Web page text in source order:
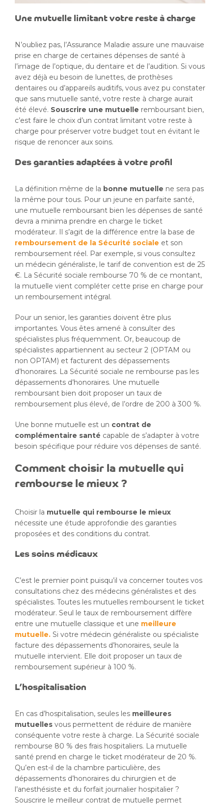
Une mutuelle limitant votre reste à charge
N’oubliez pas, l’Assurance Maladie assure une mauvaise
prise en charge de certaines dépenses de santé à
l’image de l’optique, du dentaire et de l’audition. Si vous
avez déjà eu besoin de lunettes, de prothèses
dentaires ou d’appareils auditifs, vous avez pu constater
que sans mutuelle santé, votre reste à charge aurait
été élevé. Souscrire une mutuelle remboursant bien,
c’est faire le choix d’un contrat limitant votre reste à
charge pour préserver votre budget tout en évitant le
risque de renoncer aux soins.
Des garanties adaptées à votre profil
La définition même de la bonne mutuelle ne sera pas
la même pour tous. Pour un jeune en parfaite santé,
une mutuelle remboursant bien les dépenses de santé
devra a minima prendre en charge le ticket
modérateur. Il s’agit de la différence entre la base de
remboursement de la Sécurité sociale et son
remboursement réel. Par exemple, si vous consultez
un médecin généraliste, le tarif de convention est de 25
€. La Sécurité sociale rembourse 70 % de ce montant,
la mutuelle vient compléter cette prise en charge pour
un remboursement intégral.
Pour un senior, les garanties doivent être plus
importantes. Vous êtes amené à consulter des
spécialistes plus fréquemment. Or, beaucoup de
spécialistes appartiennent au secteur 2 (OPTAM ou
non OPTAM) et facturent des dépassements
d’honoraires. La Sécurité sociale ne rembourse pas les
dépassements d’honoraires. Une mutuelle
remboursant bien doit proposer un taux de
remboursement plus élevé, de l’ordre de 200 à 300 %.
Une bonne mutuelle est un contrat de
complémentaire santé capable de s’adapter à votre
besoin spécifique pour réduire vos dépenses de santé.
Comment choisir la mutuelle qui
rembourse le mieux ?
Choisir la mutuelle qui rembourse le mieux
nécessite une étude approfondie des garanties
proposées et des conditions du contrat.
Les soins médicaux
C’est le premier point puisqu’il va concerner toutes vos
consultations chez des médecins généralistes et des
spécialistes. Toutes les mutuelles remboursent le ticket
modérateur. Seul le taux de remboursement diffère
entre une mutuelle classique et une meilleure
mutuelle. Si votre médecin généraliste ou spécialiste
facture des dépassements d’honoraires, seule la
mutuelle intervient. Elle doit proposer un taux de
remboursement supérieur à 100 %.
L’hospitalisation
En cas d’hospitalisation, seules les meilleures
mutuelles vous permettent de réduire de manière
conséquente votre reste à charge. La Sécurité sociale
rembourse 80 % des frais hospitaliers. La mutuelle
santé prend en charge le ticket modérateur de 20 %.
Qu’en est-il de la chambre particulière, des
dépassements d’honoraires du chirurgien et de
l’anesthésiste et du forfait journalier hospitalier ?
Souscrire le meilleur contrat de mutuelle permet